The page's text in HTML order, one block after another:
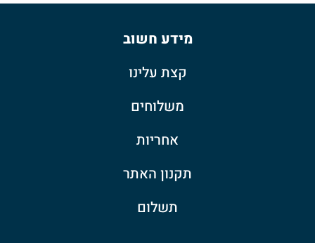
מידע חשוב
קצת עלינו
משלוחים
אחריות
תקנון האתר
תשלום